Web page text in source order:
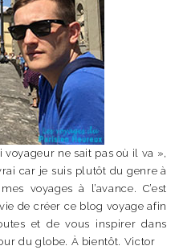
ne sait pas où il va »,
car je suis plutôt du genre à
voyages à l’avance. C’est
de créer ce blog voyage afin
et de vous inspirer dans
du globe. À bientôt. Victor